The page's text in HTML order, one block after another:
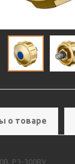
о товаре
Р3-300ВУ